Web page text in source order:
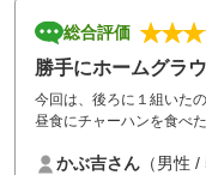
総合評価
勝手にホームグラ
今回は、後ろに１組いた
昼食にチャーハンを食べ
かぶ吉さん （男性 /